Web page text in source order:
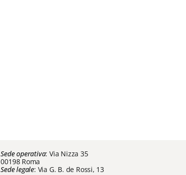
Sede operativa: Via Nizza 35
00198 Roma
Sede legale: Via G. B. de Rossi, 13